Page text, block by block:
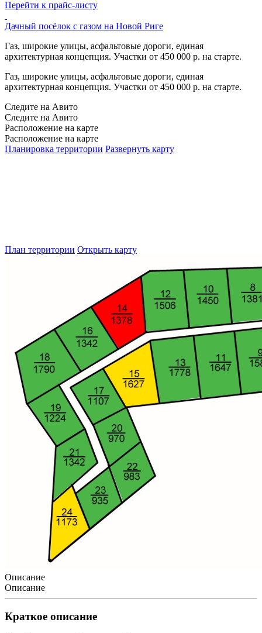
Перейти к прайс-листу
Дачный посёлок с газом на Новой Риге
Газ, широкие улицы, асфальтовые дороги, единая
архитектурная концепция. Участки от 450 000 р. на старте.
Газ, широкие улицы, асфальтовые дороги, единая
архитектурная концепция. Участки от 450 000 р. на старте.
Следите на Авито
Следите на Авито
Расположение на карте
Расположение на карте
Планировка территории Развернуть карту
План территории Открыть карту
Описание
Описание
Краткое описание